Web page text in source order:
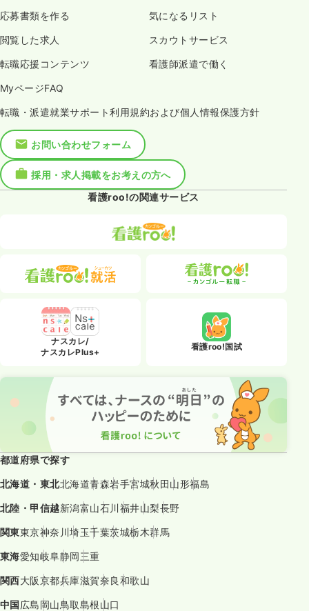
応募書類を作る 気になるリスト
閲覧した求人 スカウトサービス
転職応援コンテンツ 看護師派遣で働く
MyページFAQ
転職・派遣就業サポート利用規約および個人情報保護方針
お問い合わせフォーム
採用・求人掲載をお考えの方へ
看護roo!の関連サービス
ナスカレ/
ナスカレPlus+
看護roo!国試
都道府県で探す
北海道・東北北海道青森岩手宮城秋田山形福島
北陸・甲信越新潟富山石川福井山梨長野
関東東京神奈川埼玉千葉茨城栃木群馬
東海愛知岐阜静岡三重
関西大阪京都兵庫滋賀奈良和歌山
中国広島岡山鳥取島根山口